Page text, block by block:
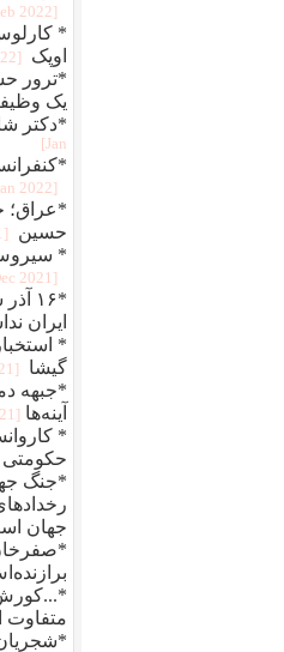
[2022 Feb]
*
اوپک
[2022 Jan]
*ترور
یک
*دکتر
Jan]
[2022 Jan]
*عراق؛
حسین
[2021 Dec]
*
[2021 Dec]
ایران
*
گیشا
[2021 Dec]
*جبهه
آینه‌ها [2021 Nov]
*
حکومتی
*جنگ
جهان
*...کورشِ